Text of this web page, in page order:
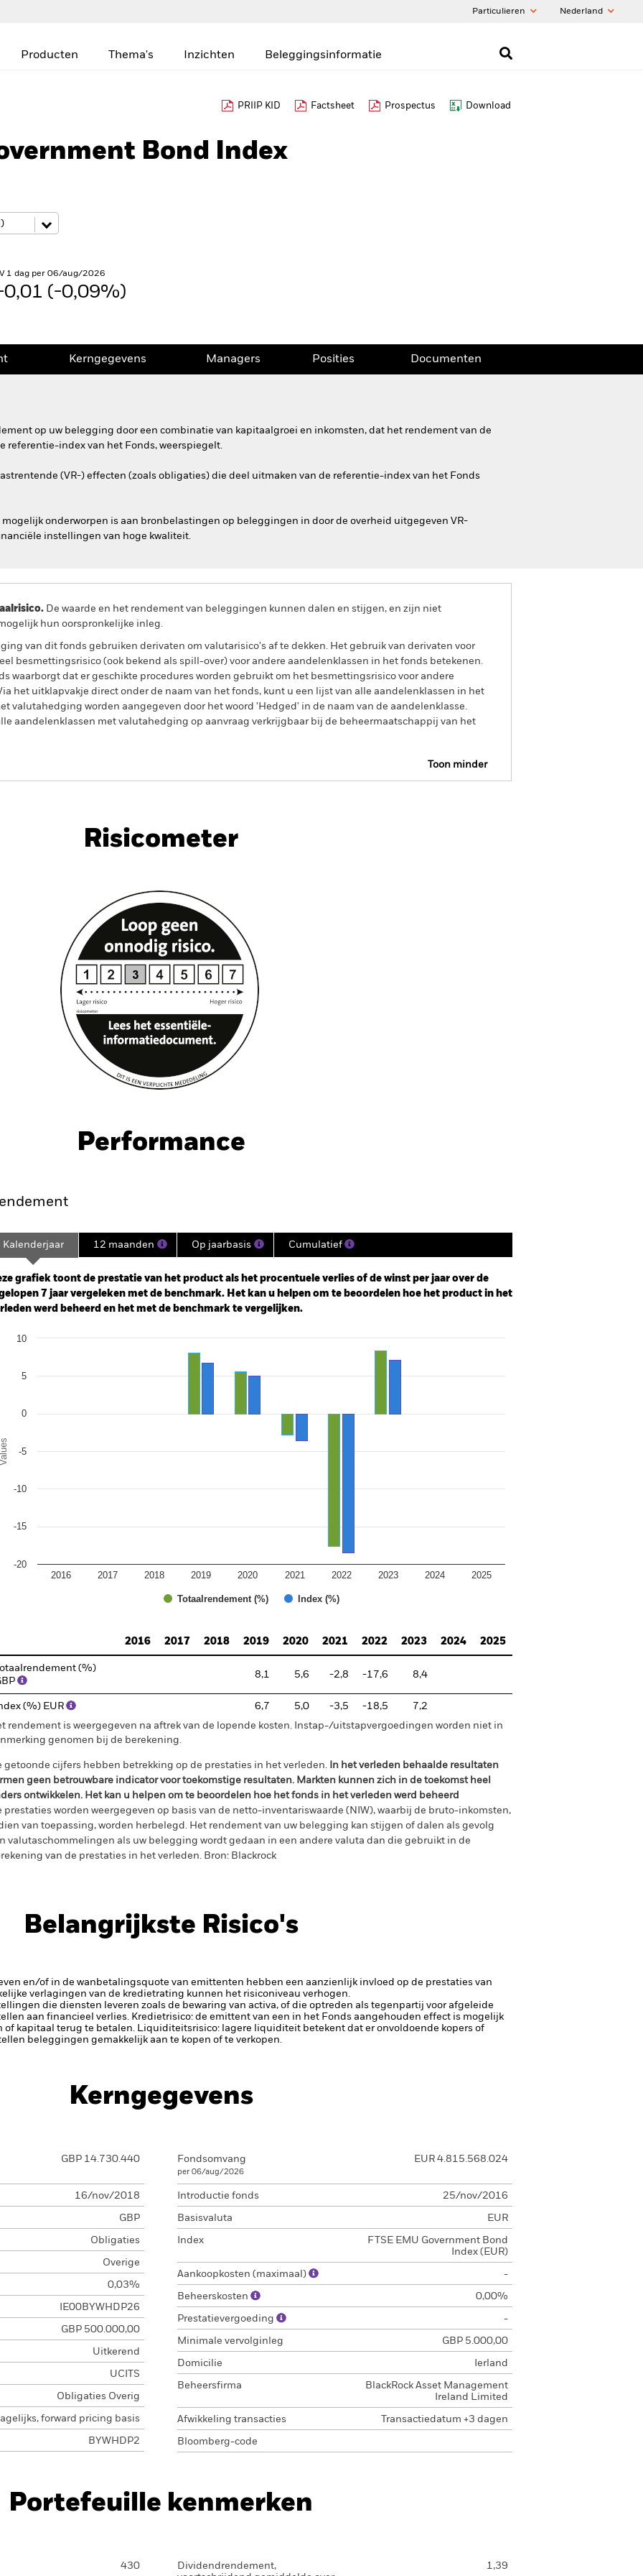
Particulieren Nederland
Producten Thema's Inzichten Beleggingsinformatie
PRIIP KID Factsheet Prospectus Download
Bond Index
1 dag per 06/aug/2026
0,01 (-0,09%)
Kerngegevens Managers Posities Documenten
op uw belegging door een combinatie van kapitaalgroei en inkomsten, dat het rendement van de
referentie-index van het Fonds, weerspiegelt.
(VR-) effecten (zoals obligaties) die deel uitmaken van de referentie-index van het Fonds
mogelijk onderworpen is aan bronbelastingen op beleggingen in door de overheid uitgegeven VR-
instellingen van hoge kwaliteit.
De waarde en het rendement van beleggingen kunnen dalen en stijgen, en zijn niet
hun oorspronkelijke inleg.
van dit fonds gebruiken derivaten om valutarisico's af te dekken. Het gebruik van derivaten voor
besmettingsrisico (ook bekend als spill-over) voor andere aandelenklassen in het fonds betekenen.
waarborgt dat er geschikte procedures worden gebruikt om het besmettingsrisico voor andere
het uitklapvakje direct onder de naam van het fonds, kunt u een lijst van alle aandelenklassen in het
valutahedging worden aangegeven door het woord 'Hedged' in de naam van de aandelenklasse.
aandelenklassen met valutahedging op aanvraag verkrijgbaar bij de beheermaatschappij van het
Toon minder
Kerngegevens Managers
Risicometer
Performance
2018-10-31 00:00:00 to 2026-07-31 00:00:00.
-10 to 20.
Kalenderjaar 12 maanden Op jaarbasis Cumulatief
grafiek toont de prestatie van het product als het procentuele verlies of de winst per jaar over de
7 jaar vergeleken met de benchmark. Het kan u helpen om te beoordelen hoe het product in het
werd beheerd en het met de benchmark te vergelijken.
chart with 2 data series.
chart has 1 X axis displaying categories.
Values
Totaalrendement (%) Index (%)
2016 2017 2018 2019 2020 2021 2022 2023 2024 2025
-20
-15
-10
-5
0
5
10
2016
2017 2018 2019 2020 2021 2022 2023 2024 2025
Totaalrendement (%)
8,1 5,6 -2,8 -17,6 8,4
(%) EUR 6,7 5,0 -3,5 -18,5
7,2
rendement is weergegeven na aftrek van de lopende kosten. Instap-/uitstapvergoedingen worden niet in
genomen bij de berekening.
getoonde cijfers hebben betrekking op de prestaties in het verleden. In het verleden behaalde resultaten
geen betrouwbare indicator voor toekomstige resultaten. Markten kunnen zich in de toekomst heel
ontwikkelen. Het kan u helpen om te beoordelen hoe het fonds in het verleden werd beheerd
prestaties worden weergegeven op basis van de netto-inventariswaarde (NIW), waarbij de bruto-inkomsten,
van toepassing, worden herbelegd. Het rendement van uw belegging kan stijgen of dalen als gevolg
valutaschommelingen als uw belegging wordt gedaan in een andere valuta dan die gebruikt in de
van de prestaties in het verleden. Bron: Blackrock
Belangrijkste Risico's
en/of in de wanbetalingsquote van emittenten hebben een aanzienlijk invloed op de prestaties van
verlagingen van de kredietrating kunnen het risiconiveau verhogen.
die diensten leveren zoals de bewaring van activa, of die optreden als tegenpartij voor afgeleide
aan financieel verlies. Kredietrisico: de emittent van een in het Fonds aangehouden effect is mogelijk
of kapitaal terug te betalen. Liquiditeitsrisico: lagere liquiditeit betekent dat er onvoldoende kopers of
beleggingen gemakkelijk aan te kopen of te verkopen.
Kerngegevens
GBP 14.730.440
16/nov/2018
GBP
Obligaties
Overige
0,03%
IE00BYWHDP26
GBP 500.000,00
Uitkerend
UCITS
Obligaties Overig
forward pricing basis
BYWHDP2
Fondsomvang
per 06/aug/2026
EUR 4.815.568.024
Introductie fonds 25/nov/2016
Basisvaluta EUR
Index
FTSE EMU Government Bond
Index (EUR)
Aankoopkosten (maximaal) -
Beheerskosten 0,00%
Prestatievergoeding -
Minimale vervolginleg GBP 5.000,00
Domicilie Ierland
Beheersfirma
BlackRock Asset Management
Ireland Limited
Afwikkeling transacties Transactiedatum +3 dagen
Bloomberg-code
Portefeuille kenmerken
430
Dividendrendement,
1,39